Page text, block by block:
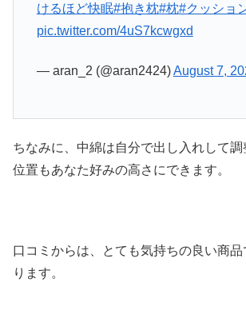
けるほど快眠#抱き枕#枕#クッショ
pic.twitter.com/4uS7kcwgxd
— aran_2 (@aran2424)August 7,
ちなみに、中綿は自分で出し入れして
位置もあなた好みの高さにできます。
口コミからは、とても気持ちの良い商
ります。